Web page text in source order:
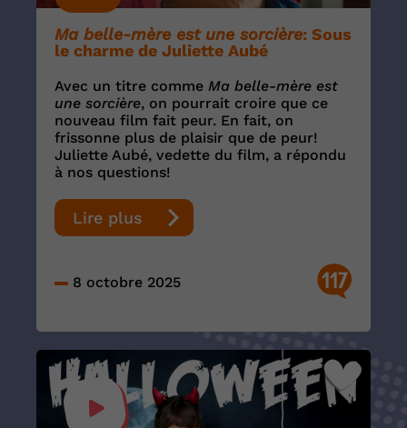
Ma belle-mère est une sorcière: Sous
le charme de Juliette Aubé
Avec un titre comme Ma belle-mère est
une sorcière, on pourrait croire que ce
nouveau film fait peur. En fait, on
frissonne plus de plaisir que de peur!
Juliette Aubé, vedette du film, a répondu
à nos questions!
Lire plus
8 octobre 2025 117